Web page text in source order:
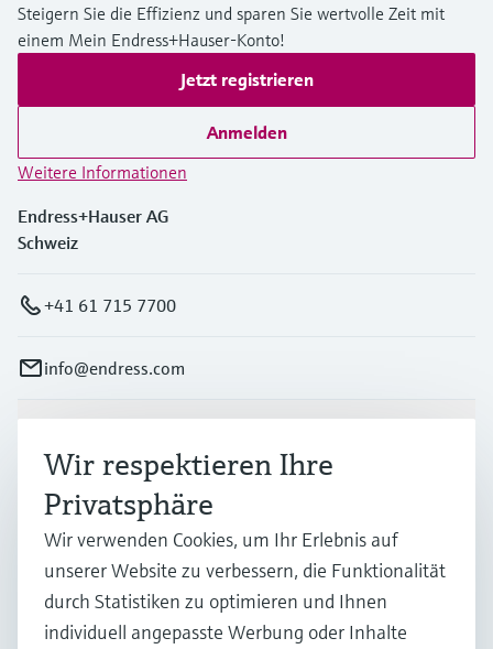
Steigern Sie die Effizienz und sparen Sie wertvolle Zeit mit
einem Mein Endress+Hauser-Konto!
Jetzt registrieren
Anmelden
Weitere Informationen
Endress+Hauser AG
Schweiz
+41 61 715 7700
info@endress.com
Branchen
Support
Wir respektieren Ihre
Privatsphäre
Wir verwenden Cookies, um Ihr Erlebnis auf
unserer Website zu verbessern, die Funktionalität
durch Statistiken zu optimieren und Ihnen
individuell angepasste Werbung oder Inhalte